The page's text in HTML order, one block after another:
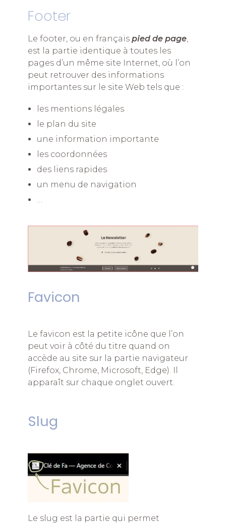
Footer
Le footer, ou en français pied de page,
est la partie identique à toutes les
pages d’un même site Internet, où l’on
peut retrouver des informations
importantes sur le site Web tels que :
les mentions légales
le plan du site
une information importante
les coordonnées
des liens rapides
un menu de navigation
…
Favicon
Le favicon est la petite icône que l’on
peut voir à côté du titre quand on
accède au site sur la partie navigateur
(Firefox, Chrome, Microsoft, Edge). Il
apparaît sur chaque onglet ouvert.
Slug
Le slug est la partie qui permet